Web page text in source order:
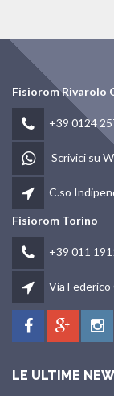
Fisiorom Rivarolo
+39 0124
Scrivici su
C.so
Fisiorom Torino
+39 011
Via Federico
LE ULTIME